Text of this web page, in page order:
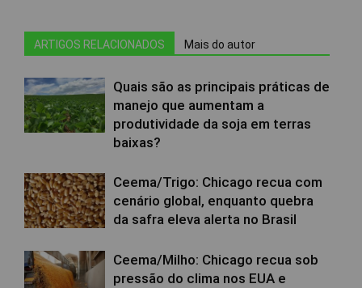
ARTIGOS RELACIONADOS Mais do autor
Quais são as principais práticas de
manejo que aumentam a
produtividade da soja em terras
baixas?
Ceema/Trigo: Chicago recua com
cenário global, enquanto quebra
da safra eleva alerta no Brasil
Ceema/Milho: Chicago recua sob
pressão do clima nos EUA e